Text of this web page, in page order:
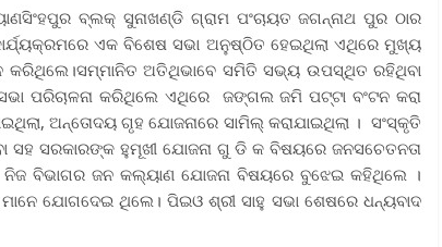
ବ୍ଲକ୍ ସୁନାଖଣ୍ଡି ଗ୍ରାମ ପଂଚାୟତ ଜଗନ୍ନାଥ ପୁର ଠାର
କାର୍ଯ୍ୟକ୍ରମରେ ଏକ ବିଶେଷ ସଭା ଅନୁଷ୍ଠିତ ହେଇଥିଲା ଏଥିରେ ମୁଖ୍ୟ
ଅତିଥିଭାବେ ସମିତି ସଭ୍ୟ ଉପସ୍ଥିତ ରହିଥିବା
ସଭା ପରିଚାଳନା କରିଥିଲେ ଏଥିରେ ଜଙ୍ଗଲ ଜମି ପଟ୍ଟା ବଂଟନ କରା
ଅନ୍ତୋଦୟ ଗୃହ ଯୋଜନାରେ ସାମିଲ୍ କରାଯାଇଥିଲା । ସଂସ୍କୃତି
ସହ ସରକାରଙ୍କ ହୁମୂଖୀ ଯୋଜନା ଗୁ ଡି କ ବିଷୟରେ ଜନସଚେତନତା
ବିଭାଗର ଜନ କଲ୍ୟାଣ ଯୋଜନା ବିଷୟରେ ବୁଝେଇ କହିଥିଲେ ।
ଯୋଗଦେଇ ଥିଲେ। ପିଇଓ ଶ୍ରୀ ସାହୁ ସଭା ଶେଷରେ ଧନ୍ୟବାଦ